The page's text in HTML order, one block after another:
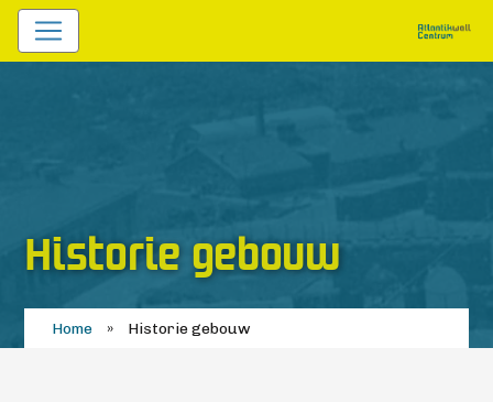
Historie gebouw
Home » Historie gebouw